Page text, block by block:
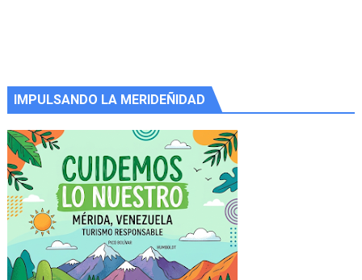
IMPULSANDO LA MERIDEÑIDAD